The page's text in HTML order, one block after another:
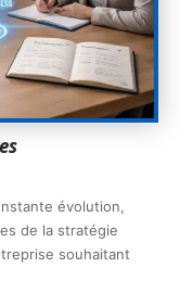
évolution,
de la stratégie
souhaitant